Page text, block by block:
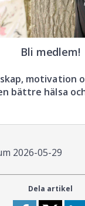
Bli medlem!
motivation
bättre hälsa
2026-05-29
Dela artikel